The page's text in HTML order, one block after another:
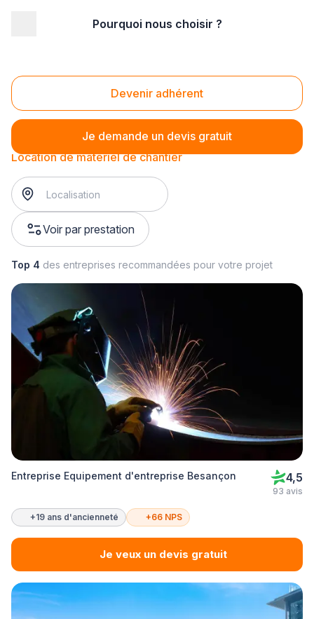
Pourquoi nous choisir ?
Devenir adhérent
Je demande un devis gratuit
Location de matériel de chantier
Location de matériel de chantier
Voir par prestation
Top 4 des entreprises recommandées pour votre projet
Entreprise Equipement d'entreprise Besançon 4,5
93 avis
+19 ans d'ancienneté +66 NPS
Je veux un devis gratuit